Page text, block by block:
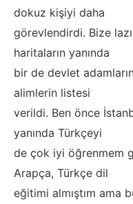
dokuz kişiyi daha
görevlendirdi. Bize
haritaların yanında
bir de devlet
alimlerin listesi
verildi. Ben önce
yanında Türkçeyi
de çok iyi öğrenmem
Arapça, Türkçe dil
eğitimi almıştım ama